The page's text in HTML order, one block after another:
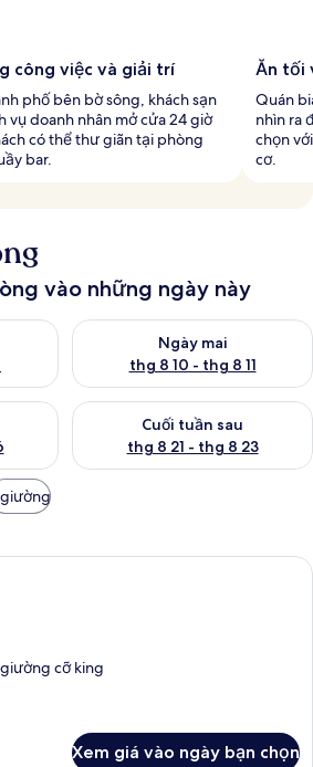
công việc và giải trí
phố bên bờ sông, khách sạn
vụ doanh nhân mở cửa 24 giờ
có thể thư giãn tại phòng
bar.
Ăn tối
Quán
nhìn ra
chọn
cơ.
vào những ngày này
nay từ thg 8 9 - thg 8 10
Ngày mai
thg 8 10 - thg 8 11
Kiểm tra lượng phòng ngày
tuần này từ thg 8 14 - thg 8 16
Cuối tuần sau
thg 8 21 - thg 8 23
Kiểm tra lượng phòng cuối
Phòng Tiêu chuẩn | Bộ trải giường
cỡ king
Xem giá vào ngày bạn chọn